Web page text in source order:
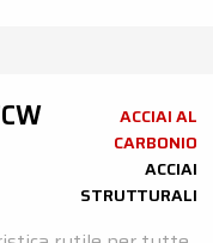
ACCIAI AL
CARBONIO
ACCIAI
STRUTTURALI